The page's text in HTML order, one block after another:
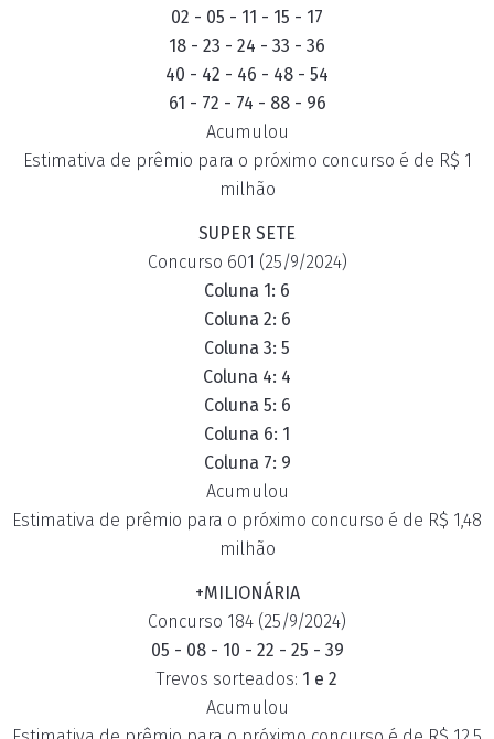
02 - 05 - 11 - 15 - 17
18 - 23 - 24 - 33 - 36
40 - 42 - 46 - 48 - 54
61 - 72 - 74 - 88 - 96
Acumulou
Estimativa de prêmio para o próximo concurso é de R$ 1
milhão
SUPER SETE
Concurso 601 (25/9/2024)
Coluna 1: 6
Coluna 2: 6
Coluna 3: 5
Coluna 4: 4
Coluna 5: 6
Coluna 6: 1
Coluna 7: 9
Acumulou
Estimativa de prêmio para o próximo concurso é de R$ 1,48
milhão
+MILIONÁRIA
Concurso 184 (25/9/2024)
05 - 08 - 10 - 22 - 25 - 39
Trevos sorteados: 1 e 2
Acumulou